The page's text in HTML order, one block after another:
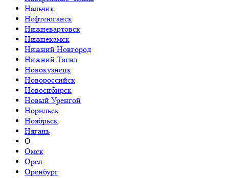
Нальчик
Нефтеюганск
Нижневартовск
Нижнекамск
Нижний Новгород
Нижний Тагил
Новокузнецк
Новороссийск
Новосибирск
Новый Уренгой
Норильск
Ноябрьск
Нягань
О
Омск
Орел
Оренбург